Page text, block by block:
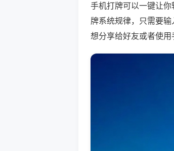
手机打牌可以一键让
牌系统规律，只需要
想分享给好友或者使用